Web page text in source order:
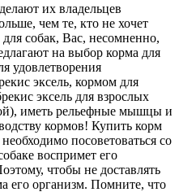
их владельцев
чем те, кто не хочет
собак, Вас, несомненно,
на выбор корма для
удовлетворения
эксель, кормом для
эксель для взрослых
иметь рельефные мышцы и
кормов! Купить корм
посоветоваться со
воспримет его
чтобы не доставлять
его организм. Помните, что